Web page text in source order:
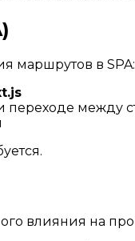
маршрутов в SPA:
переходе между
влияния на